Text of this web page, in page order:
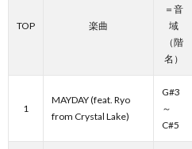
TOP 楽曲
＝音
域
（階
名）
1
MAYDAY (feat. Ryo
from Crystal Lake)
G#3
～
C#5